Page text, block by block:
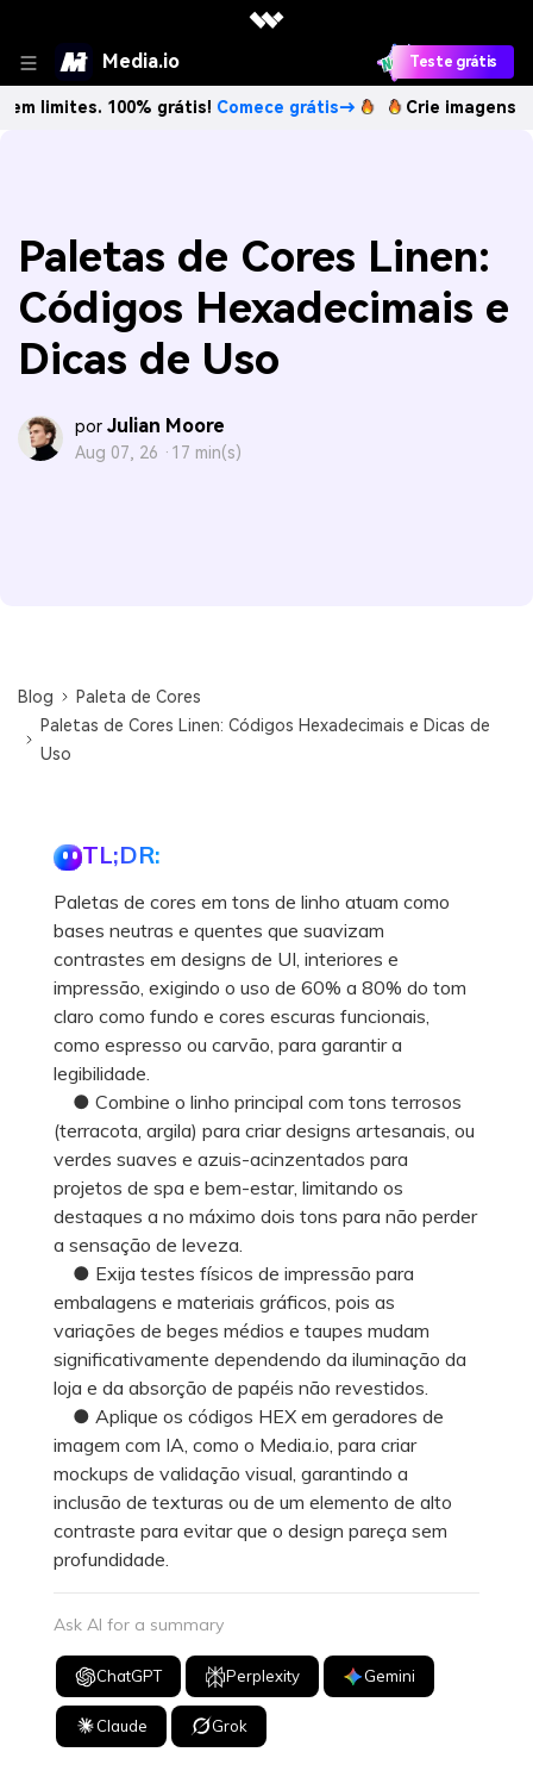
Media.io Teste grátis
100% grátis!Comece grátis→ Crie imagens com IA
Paletas de Cores Linen:
Códigos Hexadecimais e
Dicas de Uso
por Julian Moore
Aug 07, 26 · 17 min(s)
Blog
Paleta de Cores
Paletas de Cores Linen: Códigos Hexadecimais e Dicas de
Uso
TL;DR:
Paletas de cores em tons de linho atuam como
bases neutras e quentes que suavizam
contrastes em designs de UI, interiores e
impressão, exigindo o uso de 60% a 80% do tom
claro como fundo e cores escuras funcionais,
como espresso ou carvão, para garantir a
legibilidade.
● Combine o linho principal com tons terrosos
(terracota, argila) para criar designs artesanais, ou
verdes suaves e azuis-acinzentados para
projetos de spa e bem-estar, limitando os
destaques a no máximo dois tons para não perder
a sensação de leveza.
● Exija testes físicos de impressão para
embalagens e materiais gráficos, pois as
variações de beges médios e taupes mudam
significativamente dependendo da iluminação da
loja e da absorção de papéis não revestidos.
● Aplique os códigos HEX em geradores de
imagem com IA, como o Media.io, para criar
mockups de validação visual, garantindo a
inclusão de texturas ou de um elemento de alto
contraste para evitar que o design pareça sem
profundidade.
Ask AI for a summary
ChatGPT Perplexity Gemini
Claude Grok